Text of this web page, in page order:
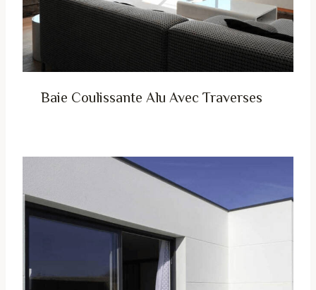
Baie Coulissante Alu Avec Traverses